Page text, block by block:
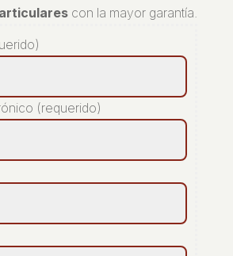
con la mayor garantía.
(requerido)